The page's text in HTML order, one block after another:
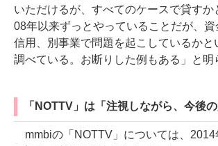
いただけるが、すべてのケースで貸す
08年以来ずっとやっていることだが、
信用、別事業で問題を起こしているかと
調べている。お断りした例もある」と明
「NOTTV」は「注視しながら、今後の
mmbiの「NOTTV」については、2014